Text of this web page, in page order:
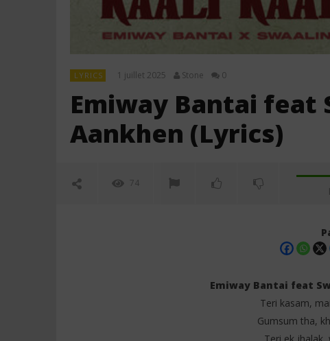
LYRICS 1 juillet 2025 Stone 0
Emiway Bantai feat
Aankhen (Lyrics)
74
Emiway Bantai feat
Teri kasam,
Gumsum tha,